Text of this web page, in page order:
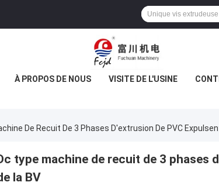
À PROPOS DE NOUS VISITE DE L'USINE
De Recuit De 3 Phases D'extrusion De PVC
type machine de recuit de 3 phases
la BV